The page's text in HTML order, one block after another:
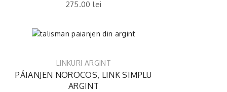
275.00lei
LINKURI ARGINT
PĂIANJEN NOROCOS, LINK SIMPLU
ARGINT